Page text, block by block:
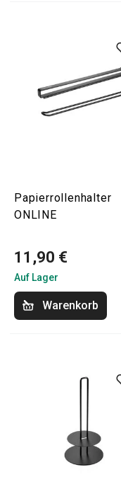
Papierrollenhalter
ONLINE
11,90 €
Auf Lager
Warenkorb